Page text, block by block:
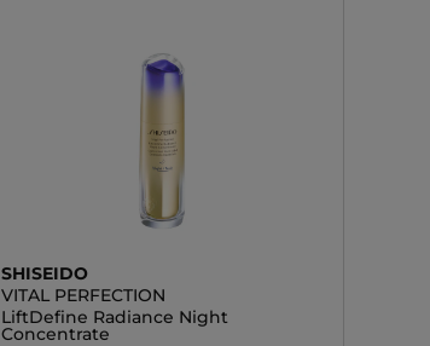
SHISEIDO
VITAL PERFECTION
LiftDefine Radiance Night
Concentrate